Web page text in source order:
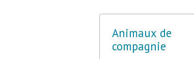
Animaux de
compagnie